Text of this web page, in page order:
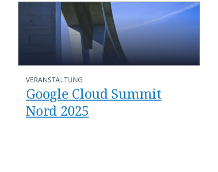
VERANSTALTUNG
Google Cloud Summit
Nord 2025